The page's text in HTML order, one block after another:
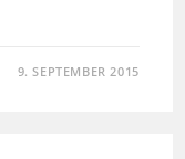
9. SEPTEMBER 2015